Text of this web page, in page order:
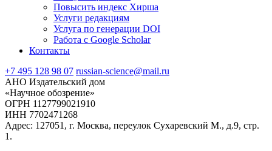
Повысить индекс Хирша
Услуги редакциям
Услуга по генерации DOI
Работа с Google Scholar
Контакты
+7 495 128 98 07 russian-science@mail.ru
АНО Издательский дом
«Научное обозрение»
ОГРН 1127799021910
ИНН 7702471268
Адрес: 127051, г. Москва, переулок Сухаревский М., д.9, стр.
1.